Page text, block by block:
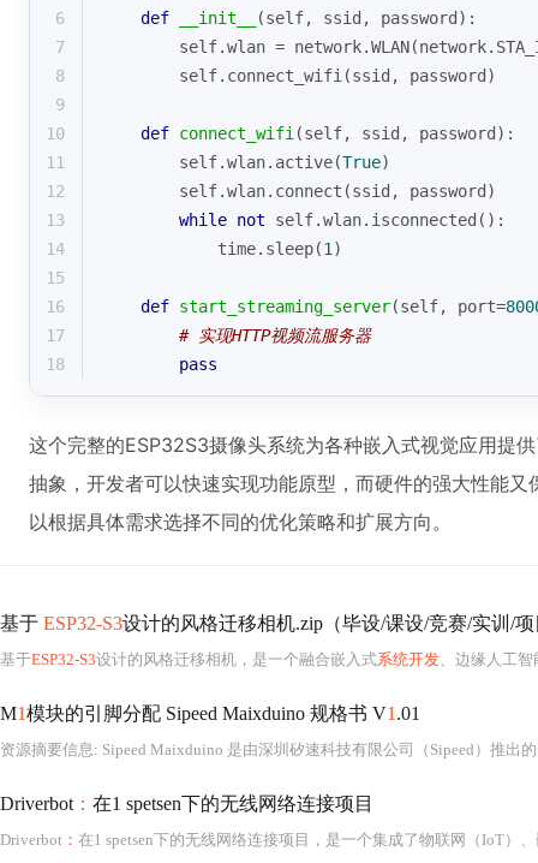
6
def __init__ (self, ssid, password ):
7
self.wlan =
8
        self.connect_wifi(ssid, password)
9
10
def connect_wifi (self, ssid, password ):
11
        self.wlan.active(
True)
12
        self.wlan.connect(ssid, password)
13
while not self.wlan.isconnected():
14
            time.sleep(
1 )
15
16
def start_streaming_server(self, port=
17
# 实现HTTP视频流服务器
18
pass
这个完整的ESP32S3摄像头系统为各种嵌入式视觉应用提
抽象，开发者可以快速实现功能原型，而硬件的强大性能
以根据具体需求选择不同的优化策略和扩展方向。
基于 ESP32-S3设计的风格迁移相机.zip（毕设/课设/竞赛/实训/项
基于ESP32-S3设计的风格迁移相机，是一个融合嵌入式系统开发、边缘人工智
M1模块的引脚分配 Sipeed Maixduino 规格书 V1 .01
资源摘要信息: Sipeed Maixduino 是由深圳矽速科技有限公司（Sipeed）推出
Driverbot ： 在1 spetsen下的无线网络连接项目
Driverbot ： 在1 spetsen下的无线网络连接项目，是一个集成了物联网（IoT）